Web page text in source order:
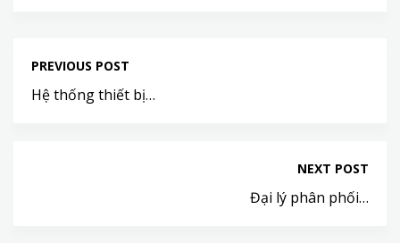
PREVIOUS POST
Hệ thống thiết bị…
NEXT POST
Đại lý phân phối…